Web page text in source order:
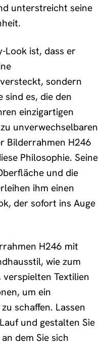
unterstreicht seine
Look ist, dass er
sondern
sind es, die den
einzigartigen
unverwechselbaren
Bilderrahmen H246
Philosophie. Seine
und die
ihm einen
der sofort ins Auge
H246 mit
wie zum
Textilien
um ein
schaffen. Lassen
und gestalten Sie
dem Sie sich